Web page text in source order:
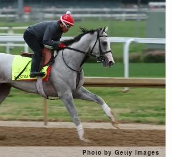
Photo by Getty Images